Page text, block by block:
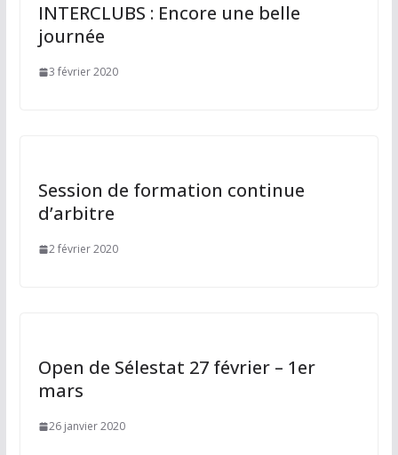
INTERCLUBS : Encore une belle
journée
3 février 2020
Session de formation continue
d’arbitre
2 février 2020
Open de Sélestat 27 février – 1er
mars
26 janvier 2020